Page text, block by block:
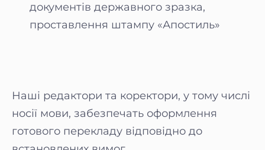
документів державного зразка,
проставлення штампу «Апостиль»
Наші редактори та коректори, у тому числі
носії мови, забезпечать оформлення
готового перекладу відповідно до